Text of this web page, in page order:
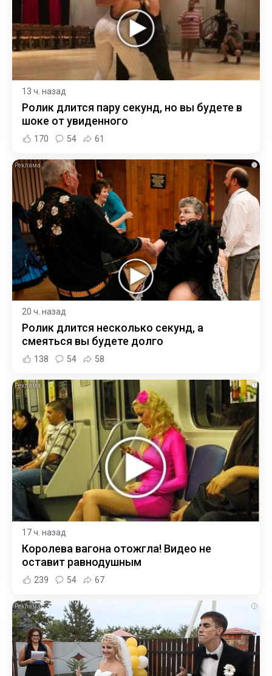
13 ч. назад
Ролик длится пару секунд, но вы будете в
шоке от увиденного
170 54 61
i
20 ч. назад
Ролик длится несколько секунд, а
смеяться вы будете долго
138 54 58
i
17 ч. назад
Королева вагона отожгла! Видео не
оставит равнодушным
239 54 67
i